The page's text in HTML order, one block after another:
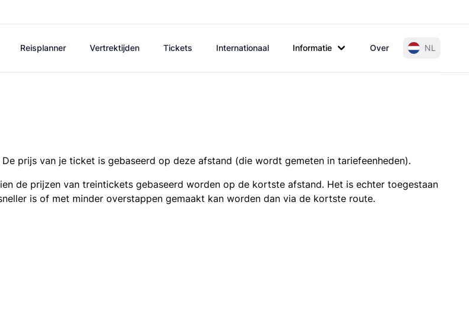
Reisplanner Vertrektijden Tickets Internationaal Informatie Over NL
prijs van je ticket is gebaseerd op deze afstand (die wordt gemeten in tariefeenheden).
de prijzen van treintickets gebaseerd worden op de kortste afstand. Het is echter toegestaan
is of met minder overstappen gemaakt kan worden dan via de kortste route.